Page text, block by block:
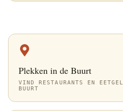
Plekken in de Buurt
VIND RESTAURANTS EN
BUURT